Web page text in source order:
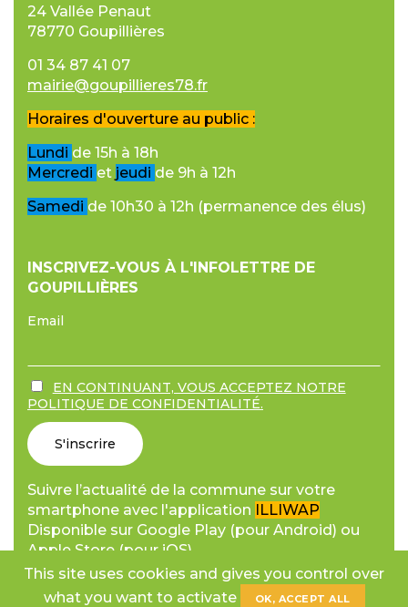
24 Vallée Penaut
78770 Goupillières
01 34 87 41 07
mairie@goupillieres78.fr
Horaires d'ouverture au public :
Lundi de 15h à 18h
Mercredi et jeudi de 9h à 12h
Samedi de 10h30 à 12h (permanence des élus)
INSCRIVEZ-VOUS À L'INFOLETTRE DE
GOUPILLIÈRES
Email
EN CONTINUANT, VOUS ACCEPTEZ NOTRE
POLITIQUE DE CONFIDENTIALITÉ.
Suivre l’actualité de la commune sur votre
smartphone avec l'application ILLIWAP
Disponible sur Google Play (pour Android) ou
Apple Store (pour iOS).
This site uses cookies and gives you control over
what you want to activate
OK, ACCEPT ALL